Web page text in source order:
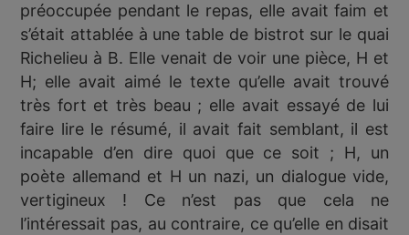
préoccupée pendant le repas, elle avait faim et
s’était attablée à une table de bistrot sur le quai
Richelieu à B. Elle venait de voir une pièce, H et
H; elle avait aimé le texte qu’elle avait trouvé
très fort et très beau ; elle avait essayé de lui
faire lire le résumé, il avait fait semblant, il est
incapable d’en dire quoi que ce soit ; H, un
poète allemand et H un nazi, un dialogue vide,
vertigineux ! Ce n’est pas que cela ne
l’intéressait pas, au contraire, ce qu’elle en disait